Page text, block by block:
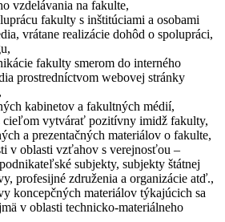
vzdelávania na fakulte,
fakulty s inštitúciami a osobami
vrátane realizácie dohôd o spolupráci,
fakulty smerom do interného
prostredníctvom webovej stránky
kabinetov a fakultných médií,
cieľom vytvárať pozitívny imidž fakulty,
a prezentačných materiálov o fakulte,
v oblasti vzťahov s verejnosťou –
subjekty, subjekty štátnej
profesijné združenia a organizácie atď.,
koncepčných materiálov týkajúcich sa
v oblasti technicko-materiálneho